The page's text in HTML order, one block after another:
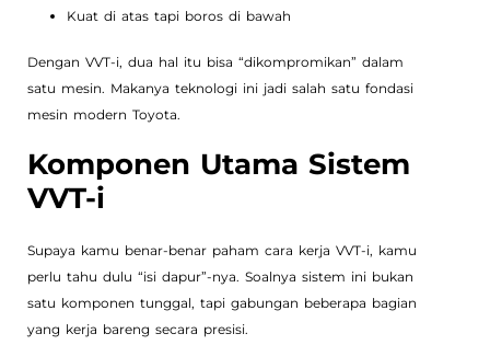
Kuat di atas tapi boros di bawah
Dengan VVT-i, dua hal itu bisa “dikompromikan” dalam
satu mesin. Makanya teknologi ini jadi salah satu fondasi
mesin modern Toyota.
Komponen Utama Sistem
VVT-i
Supaya kamu benar-benar paham cara kerja VVT-i, kamu
perlu tahu dulu “isi dapur”-nya. Soalnya sistem ini bukan
satu komponen tunggal, tapi gabungan beberapa bagian
yang kerja bareng secara presisi.